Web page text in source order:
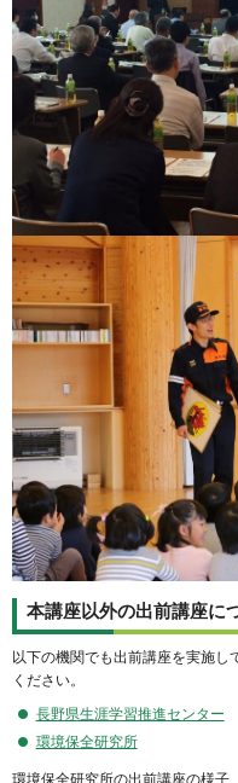
本講座以外の出前講座に
以下の機関でも出前講座を実施
ください。
長野県生涯学習推進センター
環境保全研究所
環境保全研究所の出前講座の様子